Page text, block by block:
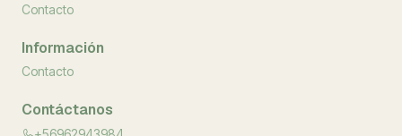
Contacto
Información
Contacto
Contáctanos